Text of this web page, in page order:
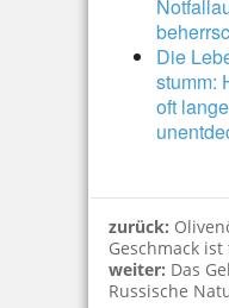
Die
stumm:
oft lange
zurück:
Geschmack
weiter: Das
Russische